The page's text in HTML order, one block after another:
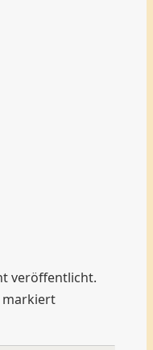
veröffentlicht.
markiert